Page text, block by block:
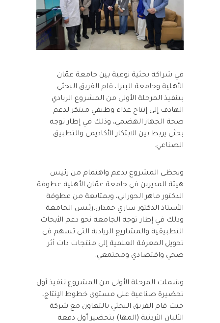
في شراكة بحثية نوعية بين جامعة عمّان
الأهلية وجامعة البترا، قام الفريق البحثي
بتنفيذ المرحلة الأولى من المشروع الريادي
الهادف إلى إنتاج غذاء وظيفي مبتكر لدعم
صحة الجهاز الهضمي، وذلك في إطار توجه
بحثي يربط بين الابتكار الأكاديمي والتطبيق
الصناعي.
ويحظى المشروع بدعم واهتمام من رئيس
هيئة المديرين في جامعة عمّان الأهلية عطوفة
الدكتور ماهر الحوراني، وبمتابعة من عطوفة
الأستاذ الدكتور ساري حمدان،رئيس الجامعة
وذلك في إطار توجه الجامعة نحو دعم الأبحاث
التطبيقية والمشاريع الريادية التي تسهم في
تحويل المعرفة العلمية إلى منتجات ذات أثر
صحي واقتصادي ومجتمعي.
وشملت المرحلة الأولى من المشروع تنفيذ أول
تحضيرة صناعية على مستوى خطوط الإنتاج،
حيث قام الفريق البحثي بالتعاون مع شركة
الألبان الأردنية (المها) بتحضير أول دفعة